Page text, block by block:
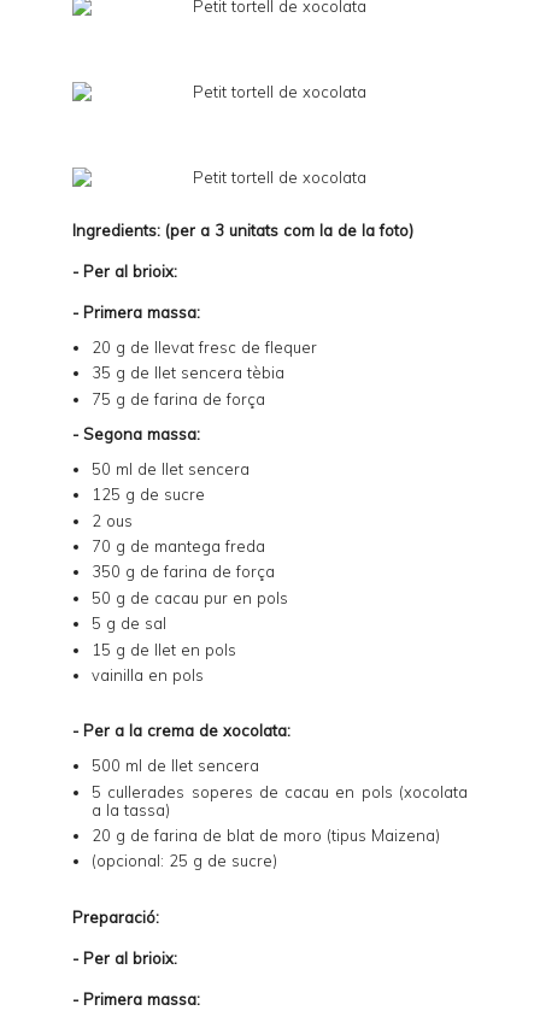
Ingredients: (per a 3 unitats com la de la foto)
- Per al brioix:
- Primera massa:
20 g de llevat fresc de flequer
35 g de llet sencera tèbia
75 g de farina de força
- Segona massa:
50 ml de llet sencera
125 g de sucre
2 ous
70 g de mantega freda
350 g de farina de força
50 g de cacau pur en pols
5 g de sal
15 g de llet en pols
vainilla en pols
- Per a la crema de xocolata:
500 ml de llet sencera
5 cullerades soperes de cacau en pols (xocolata
a la tassa)
20 g de farina de blat de moro (tipus Maizena)
(opcional: 25 g de sucre)
Preparació:
- Per al brioix:
- Primera massa: